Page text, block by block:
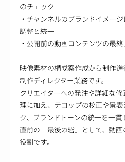
のチェック
・チャンネルのブランドイメー
調整と統一
・公開前の動画コンテンツの最
映像素材の構成案作成から制作
制作ディレクター業務です。
クリエイターへの発注や詳細な
理に加え、テロップの校正や景
ク、ブランドトーンの統一を一貫
直前の「最後の砦」として、動
役割です。